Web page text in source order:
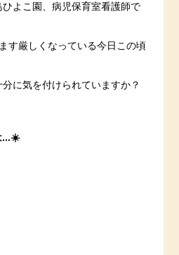
よこ園、病児保育室看護師で
す厳しくなっている今日この頃
に気を付けられていますか？
...☀️